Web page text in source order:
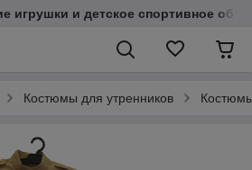
игрушки и детское спортивное
Костюмы для утренников